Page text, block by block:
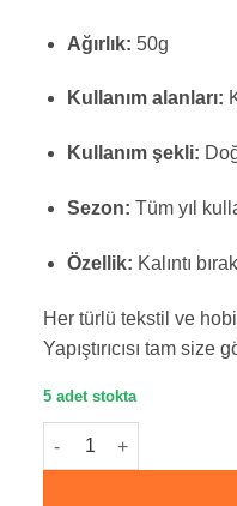
Ağırlık: 50g
Kullanım alanları:
Kullanım şekli:
Sezon: Tüm yıl
Özellik: Kalıntı
Her türlü tekstil ve
Yapıştırıcısı tam size
5 adet stokta
DFN Kumaş Ve Punch